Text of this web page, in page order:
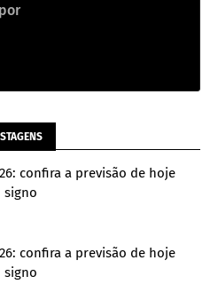
confira a previsão de hoje
signo
confira a previsão de hoje
signo